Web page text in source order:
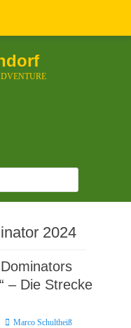
2024
– Die Strecke
AutorMarco Schultheiß